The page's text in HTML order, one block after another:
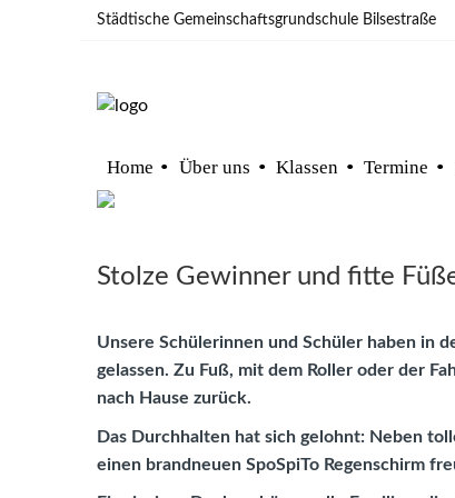
Städtische Gemeinschaftsgrundschule Bilsestraße
Home Über uns Klassen Termine
Stolze Gewinner und fitte
Unsere Schülerinnen und Schüler haben in
gelassen. Zu Fuß, mit dem Roller oder der
nach Hause zurück.
Das Durchhalten hat sich gelohnt: Neben
einen brandneuen SpoSpiTo Regenschirm